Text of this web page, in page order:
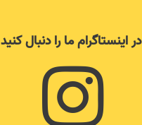
در اینستاگرام ما را دنبال کنید